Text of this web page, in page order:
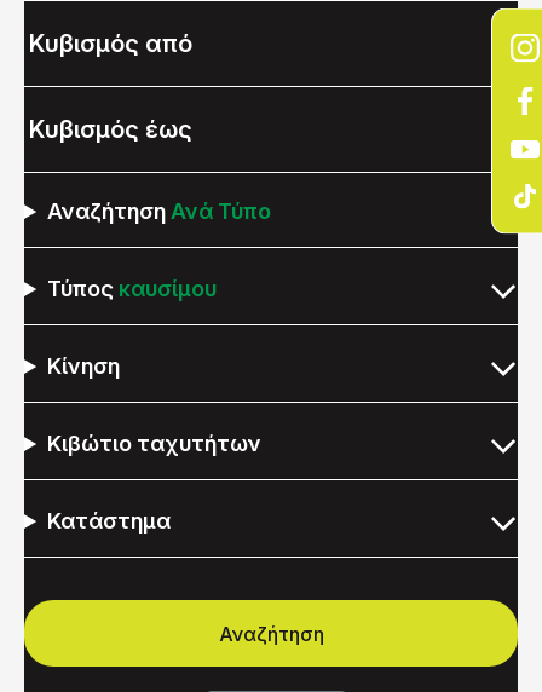
Αναζήτηση Ανά Τύπο
Τύπος καυσίμου
Κίνηση
Κιβώτιο ταχυτήτων
Κατάστημα